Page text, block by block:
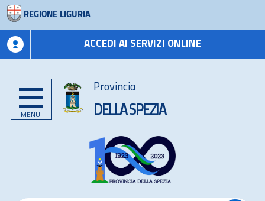
REGIONE LIGURIA
ACCEDI AI SERVIZI ONLINE
MENU
Provincia
DELLA SPEZIA